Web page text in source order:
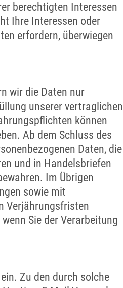
berechtigten Interessen
Ihre Interessen oder
erfordern, überwiegen
wir die Daten nur
unserer vertraglichen
können
Ab dem Schluss des
Daten, die
und in Handelsbriefen
Im Übrigen
sowie mit
Verjährungsfristen
Sie der Verarbeitung
Zu den durch solche